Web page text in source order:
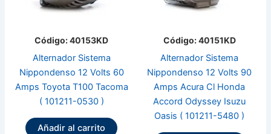
Código: 40153KD
Alternador Sistema
Nippondenso 12 Volts 60
Amps Toyota T100 Tacoma
( 101211-0530 )
Añadir al carrito
Código: 40151KD
Alternador Sistema
Nippondenso 12 Volts 90
Amps Acura Cl Honda
Accord Odyssey Isuzu
Oasis ( 101211-5480 )